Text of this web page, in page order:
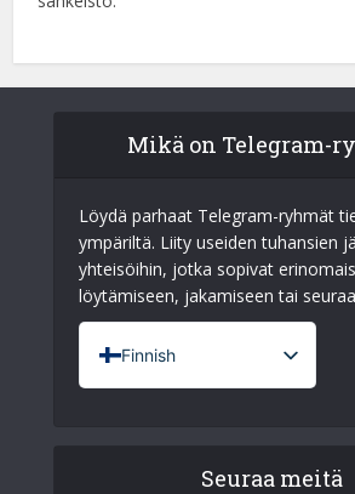
Mikä on Telegram-
Löydä parhaat Telegram-ryhmät
ympäriltä. Liity useiden tuhansien
yhteisöihin, jotka sopivat
löytämiseen, jakamiseen tai
Finnish
French (France)
Seuraa meitä